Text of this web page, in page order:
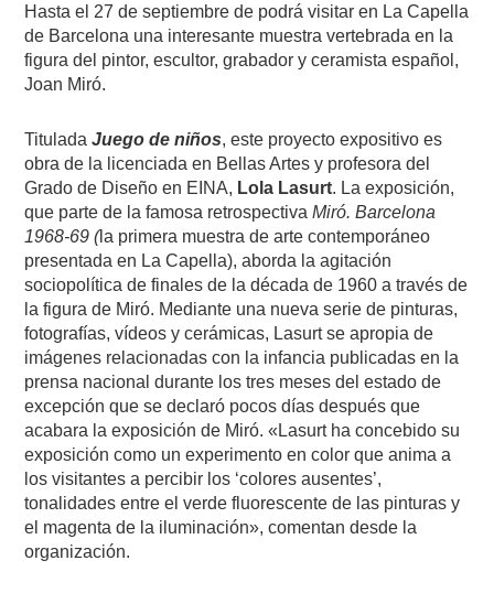
Hasta el 27 de septiembre de podrá visitar en La Capella
de Barcelona una interesante muestra vertebrada en la
figura del pintor, escultor, grabador y ceramista español,
Joan Miró.
TituladaJuego de niños, este proyecto expositivo es
obra de la licenciada en Bellas Artes y profesora del
Grado de Diseño en EINA, Lola Lasurt. La exposición,
que parte de la famosa retrospectivaMiró. Barcelona
1968-69 (la primera muestra de arte contemporáneo
presentada en La Capella), aborda la agitación
sociopolítica de finales de la década de 1960 a través de
la figura de Miró. Mediante una nueva serie de pinturas,
fotografías, vídeos y cerámicas, Lasurt se apropia de
imágenes relacionadas con la infancia publicadas en la
prensa nacional durante los tres meses del estado de
excepción que se declaró pocos días después que
acabara la exposición de Miró. «Lasurt ha concebido su
exposición como un experimento en color que anima a
los visitantes a percibir los ‘colores ausentes’,
tonalidades entre el verde fluorescente de las pinturas y
el magenta de la iluminación», comentan desde la
organización.